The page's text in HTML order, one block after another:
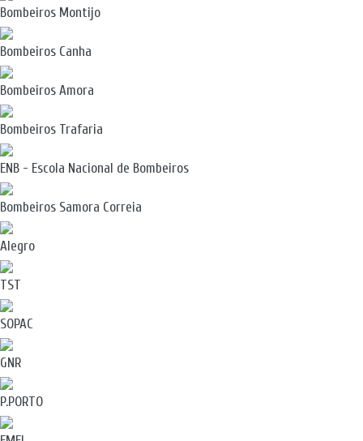
Bombeiros Montijo
Bombeiros Canha
Bombeiros Amora
Bombeiros Trafaria
ENB - Escola Nacional de Bombeiros
Bombeiros Samora Correia
Alegro
TST
SOPAC
GNR
P.PORTO